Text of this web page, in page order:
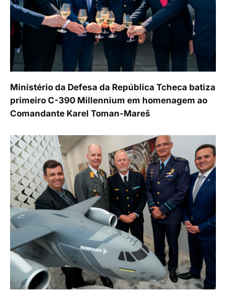
Ministério da Defesa da República Tcheca batiza
primeiro C-390 Millennium em homenagem ao
Comandante Karel Toman-Mareš